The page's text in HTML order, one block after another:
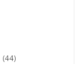
(44)